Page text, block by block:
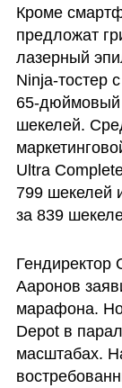
Кроме
предложат
лазерный
Ninja-тостер
65-дюймовый
шекелей.
Ultra
799 шекелей
за 839
Гендиректор
Ааронов
марафона.
Depot в
масштабах.